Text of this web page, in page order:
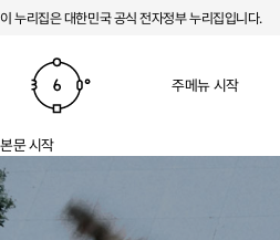
본문 바로가기
주메뉴 바로가기
이 누리집은 대한민국 공식 전자정부 누리집입니다.
주메뉴 시작
본문 시작